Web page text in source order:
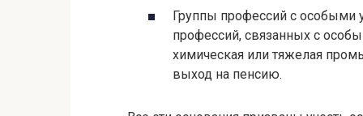
Группы профессий с особыми
профессий, связанных с
химическая или тяжелая
выход на пенсию.